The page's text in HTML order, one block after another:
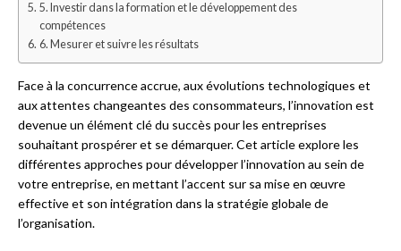
5. Investir dans la formation et le développement des
compétences
6. Mesurer et suivre les résultats
Face à la concurrence accrue, aux évolutions technologiques et
aux attentes changeantes des consommateurs, l’innovation est
devenue un élément clé du succès pour les entreprises
souhaitant prospérer et se démarquer. Cet article explore les
différentes approches pour développer l’innovation au sein de
votre entreprise, en mettant l’accent sur sa mise en œuvre
effective et son intégration dans la stratégie globale de
l’organisation.